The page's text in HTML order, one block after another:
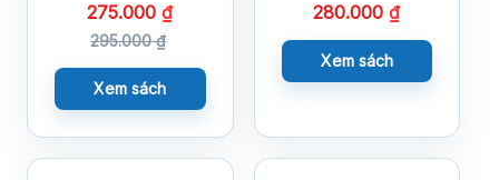
275.000₫
295.000₫
Xem sách
280.000₫
Xem sách